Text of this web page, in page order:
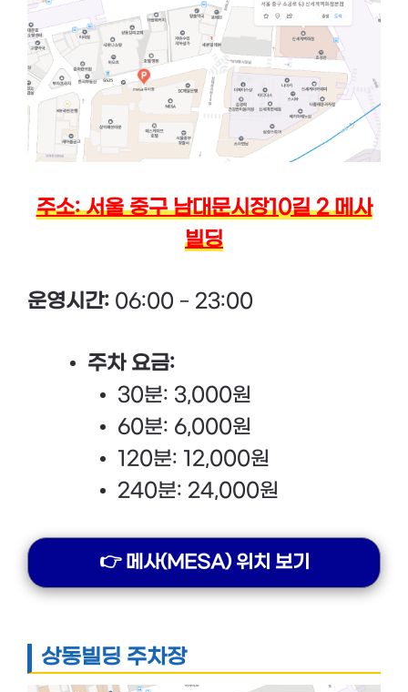
주소: 서울 중구 남대문시장10길 2 메사
빌딩
운영시간: 06:00 – 23:00
주차 요금:
30분: 3,000원
60분: 6,000원
120분: 12,000원
240분: 24,000원
👉 메사(MESA) 위치 보기
상동빌딩 주차장